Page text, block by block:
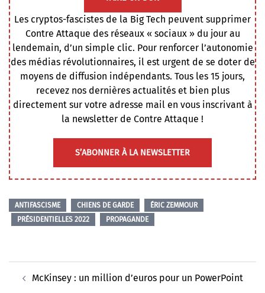
Les cryptos-fascistes de la Big Tech peuvent supprimer
Contre Attaque des réseaux « sociaux » du jour au
lendemain, d’un simple clic. Pour renforcer l’autonomie
des médias révolutionnaires, il est urgent de se doter de
moyens de diffusion indépendants. Tous les 15 jours,
recevez nos dernières actualités et bien plus
directement sur votre adresse mail en vous inscrivant à
la newsletter de Contre Attaque !
S’ABONNER À LA NEWSLETTER
ANTIFASCISME CHIENS DE GARDE
ÉRIC ZEMMOUR
PRÉSIDENTIELLES 2022
PROPAGANDE
d’articleMcKinsey : un million d’euros pour un PowerPoint